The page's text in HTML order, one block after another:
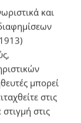
και
μπορεί
στις
στις